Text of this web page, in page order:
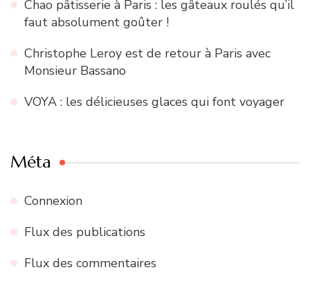
Chao pâtisserie à Paris : les gâteaux roulés qu’il
faut absolument goûter !
Christophe Leroy est de retour à Paris avec
Monsieur Bassano
VOYA : les délicieuses glaces qui font voyager
Méta
Connexion
Flux des publications
Flux des commentaires